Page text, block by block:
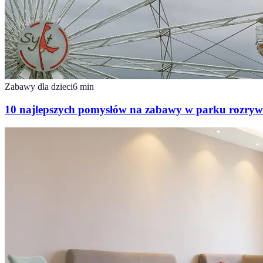
Zabawy dla dzieci6 min
10 najlepszych pomysłów na zabawy w parku